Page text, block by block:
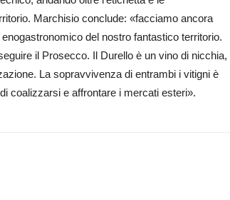
Marchisio conclude: «facciamo ancora
del nos­tro fantastico territorio.
il Prosecco. Il Durello è un vino di nicchia,
La sopravvivenza di entrambi i vitigni è
coalizzarsi e affrontare i mercati esteri».